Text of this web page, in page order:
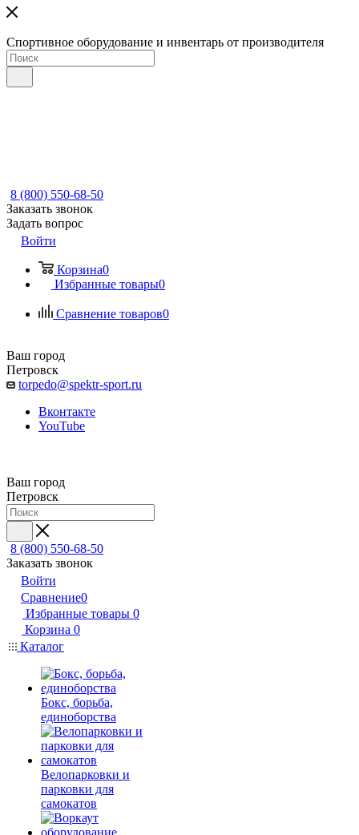
Спортивное оборудование и инвентарь от производителя
8 (800) 550-68-50
Заказать звонок
Задать вопрос
Войти
Корзина0
Избранные товары0
Сравнение товаров0
Ваш город
Петровск
torpedo@spektr-sport.ru
Вконтакте
YouTube
Ваш город
Петровск
8 (800) 550-68-50
Заказать звонок
Войти
Сравнение0
Избранные товары 0
Корзина 0
Каталог
Бокс, борьба,
единоборства
Велопарковки и
парковки для
самокатов